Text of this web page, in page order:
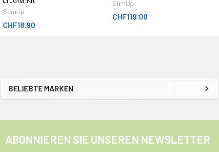
BELIEBTE MARKEN
SumUp
CHF18.90
SumUp
CHF119.00
ABONNIEREN SIE UNSEREN NEWSLETTER